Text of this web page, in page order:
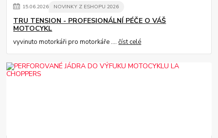
15.06.2026 NOVINKY Z ESHOPU 2026
TRU TENSION - PROFESIONÁLNÍ PÉČE O VÁŠ
MOTOCYKL
vyvinuto motorkáři pro motorkáře ....číst celé